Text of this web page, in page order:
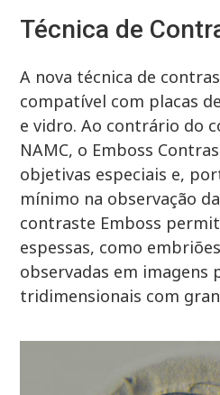
Técnica de
A nova técnica de
compatível com placas
e vidro. Ao contrário do
NAMC, o Emboss
objetivas especiais e,
mínimo na observação
contraste Emboss
espessas, como
observadas em imagens
tridimensionais com